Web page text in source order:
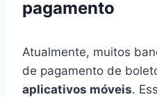
pagamento
Atualmente, muitos
de pagamento de
aplicativos móveis.